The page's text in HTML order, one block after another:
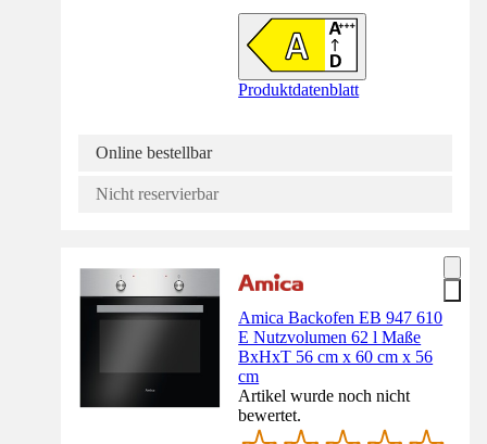
Produktdatenblatt
Online bestellbar
Nicht reservierbar
Amica Backofen EB 947 610
E Nutzvolumen 62 l Maße
BxHxT 56 cm x 60 cm x 56
cm
Artikel wurde noch nicht
bewertet.